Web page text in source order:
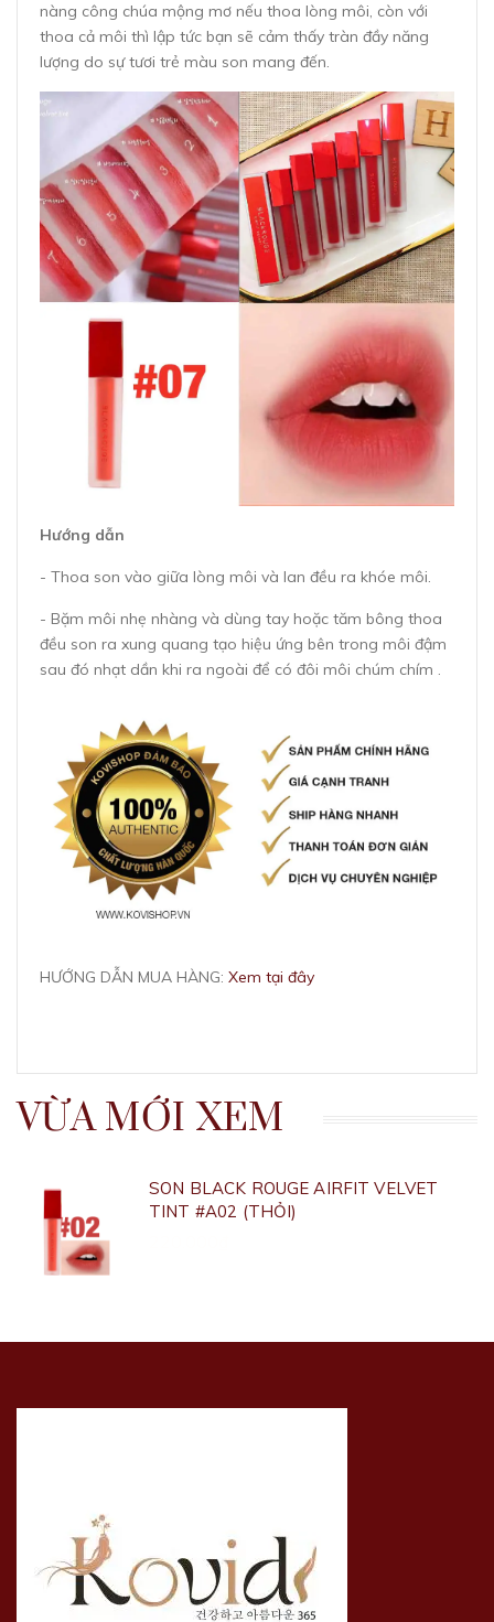
nàng công chúa mộng mơ nếu thoa lòng môi, còn với
thoa cả môi thì lập tức bạn sẽ cảm thấy tràn đầy năng
lượng do sự tươi trẻ màu son mang đến.
Hướng dẫn
- Thoa son vào giữa lòng môi và lan đều ra khóe môi.
- Bặm môi nhẹ nhàng và dùng tay hoặc tăm bông thoa
đều son ra xung quang tạo hiệu ứng bên trong môi đậm
sau đó nhạt dần khi ra ngoài để có đôi môi chúm chím .
HƯỚNG DẪN MUA HÀNG: Xem tại đây
VỪA MỚI XEM
SON BLACK ROUGE AIRFIT VELVET
TINT #A02 (THỎI)